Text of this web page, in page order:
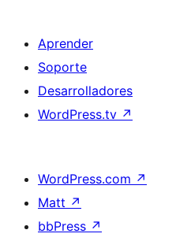
Aprender
Soporte
Desarrolladores
WordPress.tv ↗
WordPress.com ↗
Matt ↗
bbPress ↗